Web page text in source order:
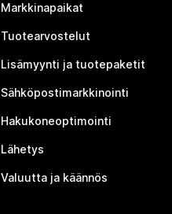
Markkinapaikat
Tuotearvostelut
Lisämyynti ja tuotepaketit
Sähköpostimarkkinointi
Hakukoneoptimointi
Lähetys
Valuutta ja käännös